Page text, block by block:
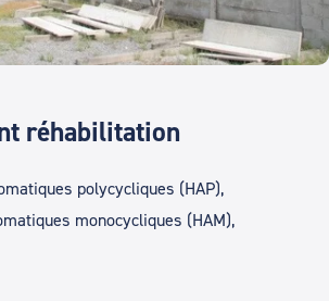
réhabilitation
polycycliques (HAP),
monocycliques (HAM),